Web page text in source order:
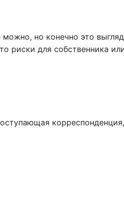
но конечно это
риски для собственника